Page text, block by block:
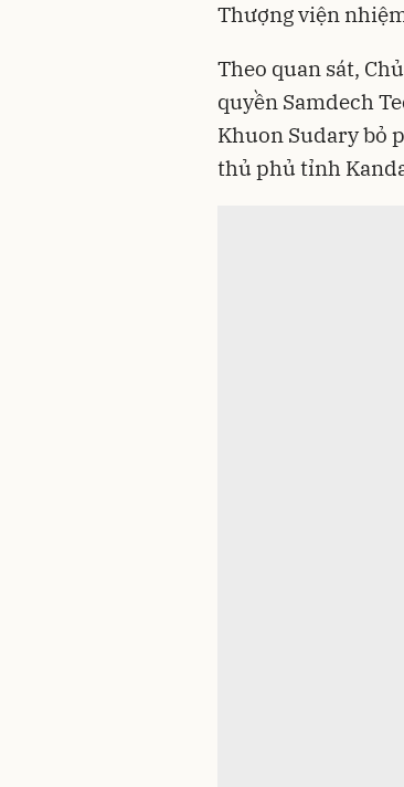
Thượng viện
Theo quan sát,
quyền Samdech
Khuon Sudary bỏ
thủ phủ tỉnh